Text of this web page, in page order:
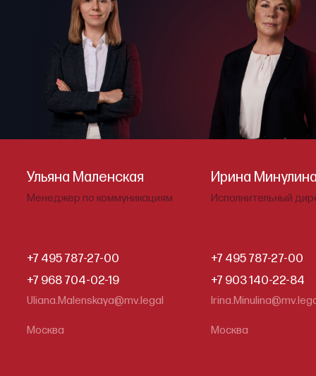
Ульяна Маленская
Менеджер по коммуникациям
+7 495 787-27-00
+7 968 704-02-19
Uliana.Malenskaya@mv.legal
Москва
Ирина
Исполнительный
+7 495 787-27-00
+7 903 140-22-84
Москва